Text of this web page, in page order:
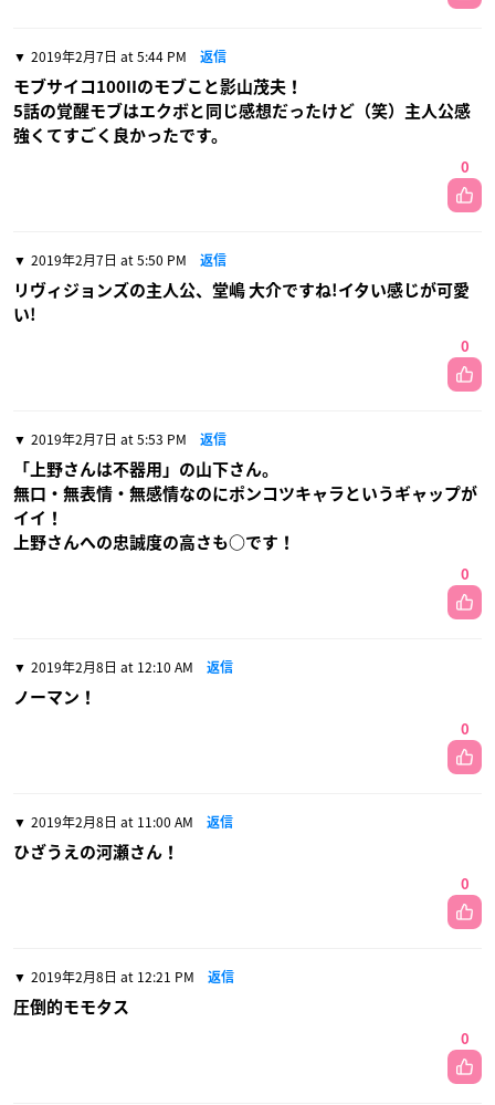
2019年2月7日 at 5:44 PM 返信
モブサイコ100IIのモブこと影山茂夫！
5話の覚醒モブはエクボと同じ感想だったけど（笑）主人公感
強くてすごく良かったです。
0
2019年2月7日 at 5:50 PM 返信
リヴィジョンズの主人公、堂嶋 大介ですね!イタい感じが可愛
い!
0
2019年2月7日 at 5:53 PM 返信
「上野さんは不器用」の山下さん。
無口・無表情・無感情なのにポンコツキャラというギャップが
イイ！
上野さんへの忠誠度の高さも○です！
0
2019年2月8日 at 12:10 AM 返信
ノーマン！
0
2019年2月8日 at 11:00 AM 返信
ひざうえの河瀬さん！
0
2019年2月8日 at 12:21 PM 返信
圧倒的モモタス
0